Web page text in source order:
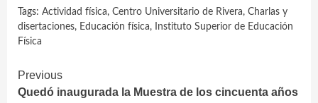
Tags: Actividad física, Centro Universitario de Rivera, Charlas y
disertaciones, Educación física,
Instituto Superior de Educación
Física
Continue
Previous
Quedó inaugurada la Muestra de los cincuenta años